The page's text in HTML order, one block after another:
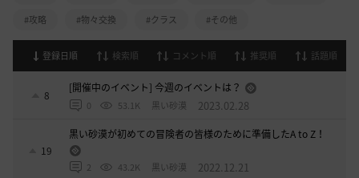
#攻略
#物々交換 #クラス #その他
登録日順 検索順 コメント順 推奨順 話題順
8
[開催中のイベント] 今週のイベントは？
0 53.1K 黒い砂漠 2023.02.28
19
黒い砂漠が初めての冒険者の皆様のために準備したA to Z！
2 43.2K 黒い砂漠 2022.12.21